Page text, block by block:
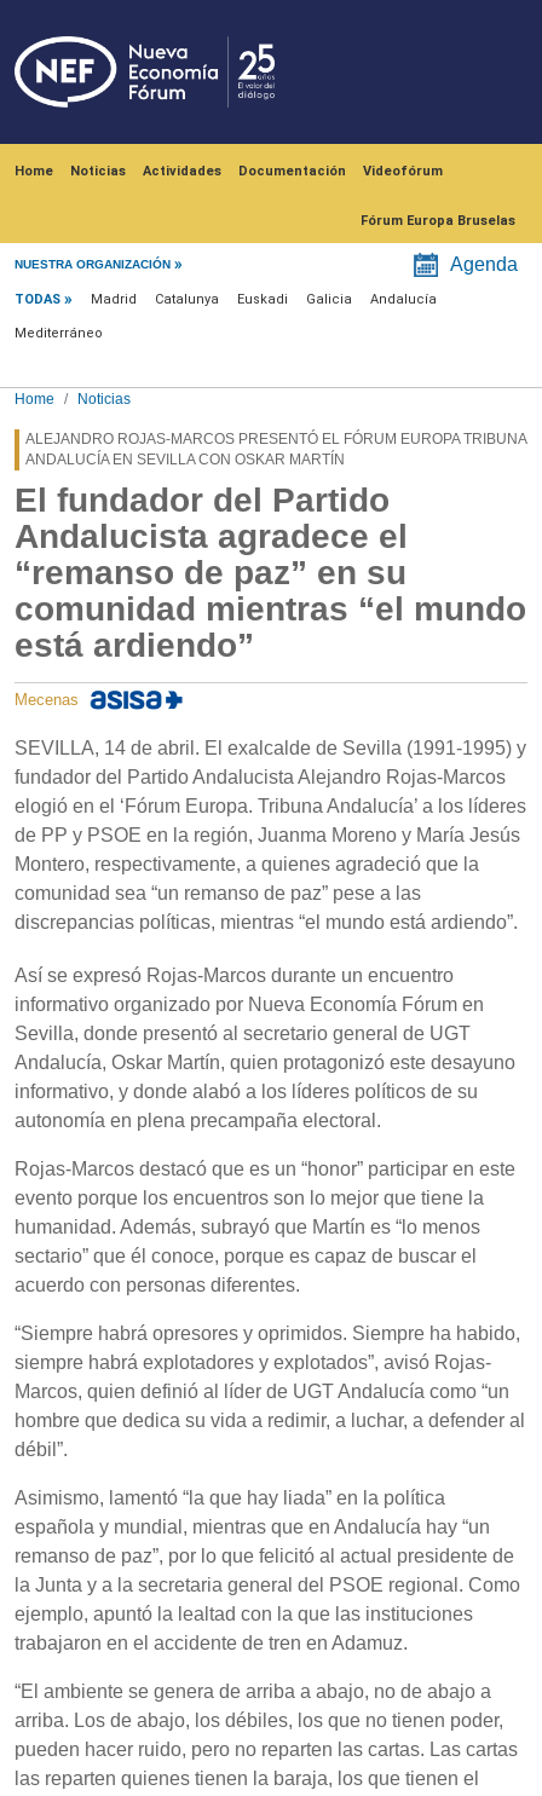
Home Noticias Actividades Documentación Videofórum
Fórum Europa Bruselas
NUESTRA ORGANIZACIÓN Agenda
Menú noticias
TODAS Madrid Catalunya Euskadi Galicia Andalucía
Mediterráneo
Home Noticias
ALEJANDRO ROJAS-MARCOS PRESENTÓ EL FÓRUM EUROPA TRIBUNA
ANDALUCÍA EN SEVILLA CON OSKAR MARTÍN
El fundador del Partido
Andalucista agradece el
“remanso de paz” en su
comunidad mientras “el mundo
está ardiendo”
Mecenas
SEVILLA, 14 de abril. El exalcalde de Sevilla (1991-1995) y
fundador del Partido Andalucista Alejandro Rojas-Marcos
elogió en el ‘Fórum Europa. Tribuna Andalucía’ a los líderes
de PP y PSOE en la región, Juanma Moreno y María Jesús
Montero, respectivamente, a quienes agradeció que la
comunidad sea “un remanso de paz” pese a las
discrepancias políticas, mientras “el mundo está ardiendo”.
Así se expresó Rojas-Marcos durante un encuentro
informativo organizado por Nueva Economía Fórum en
Sevilla, donde presentó al secretario general de UGT
Andalucía, Oskar Martín, quien protagonizó este desayuno
informativo, y donde alabó a los líderes políticos de su
autonomía en plena precampaña electoral.
Rojas-Marcos destacó que es un “honor” participar en este
evento porque los encuentros son lo mejor que tiene la
humanidad. Además, subrayó que Martín es “lo menos
sectario” que él conoce, porque es capaz de buscar el
acuerdo con personas diferentes.
“Siempre habrá opresores y oprimidos. Siempre ha habido,
siempre habrá explotadores y explotados”, avisó Rojas-
Marcos, quien definió al líder de UGT Andalucía como “un
hombre que dedica su vida a redimir, a luchar, a defender al
débil”.
Asimismo, lamentó “la que hay liada” en la política
española y mundial, mientras que en Andalucía hay “un
remanso de paz”, por lo que felicitó al actual presidente de
la Junta y a la secretaria general del PSOE regional. Como
ejemplo, apuntó la lealtad con la que las instituciones
trabajaron en el accidente de tren en Adamuz.
“El ambiente se genera de arriba a abajo, no de abajo a
arriba. Los de abajo, los débiles, los que no tienen poder,
pueden hacer ruido, pero no reparten las cartas. Las cartas
las reparten quienes tienen la baraja, los que tienen el